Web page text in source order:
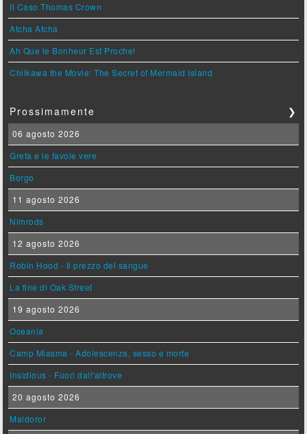
Il Caso Thomas Crown
Atcha Atcha
Ah Que le Bonheur Est Proche!
Chiikawa the Movie: The Secret of Mermaid Island
Prossimamente ❯
06 agosto 2026
Greta e le favole vere
Borgo
11 agosto 2026
Nimrods
12 agosto 2026
Robin Hood - Il prezzo del sangue
La fine di Oak Street
19 agosto 2026
Oceania
Camp Miasma - Adolescenza, sesso e morte
Insidious - Fuori dall'altrove
20 agosto 2026
Maldoror